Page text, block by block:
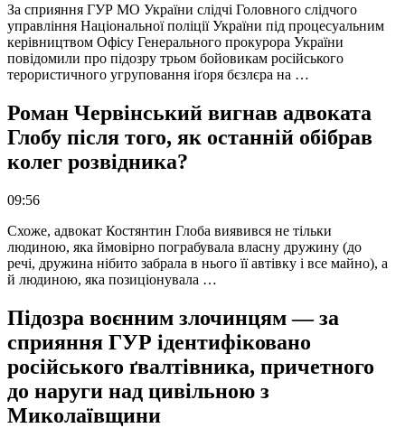
За сприяння ГУР МО України слідчі Головного слідчого
управління Національної поліції України під процесуальним
керівництвом Офісу Генерального прокурора України
повідомили про підозру трьом бойовикам російського
терористичного угруповання іґоря бєзлєра на …
Роман Червінський вигнав адвоката
Глобу після того, як останній обібрав
колег розвідника?
09:56
Схоже, адвокат Костянтин Глоба виявився не тільки
людиною, яка ймовірно пограбувала власну дружину (до
речі, дружина нібито забрала в нього її автівку і все майно), а
й людиною, яка позиціонувала …
Підозра воєнним злочинцям — за
сприяння ГУР ідентифіковано
російського ґвалтівника, причетного
до наруги над цивільною з
Миколаївщини